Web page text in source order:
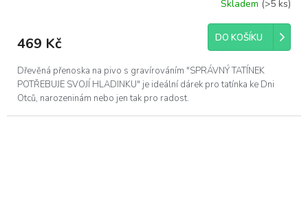
je
z
5
hvězdiček.
Skladem (>5 ks)
469 Kč DO KOŠÍKU
Dřevěná přenoska na pivo s gravírováním "SPRÁVNÝ TATÍNEK
POTŘEBUJE SVOJÍ HLADINKU" je ideální dárek pro tatínka ke Dni
Otců, narozeninám nebo jen tak pro radost.